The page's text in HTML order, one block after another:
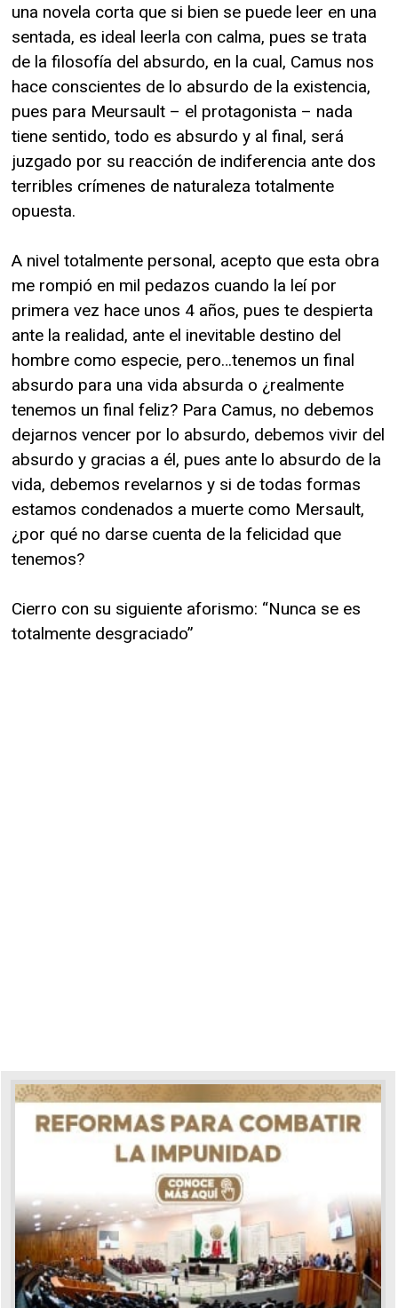
una novela corta que si bien se puede leer en una
sentada, es ideal leerla con calma, pues se trata
de la filosofía del absurdo, en la cual, Camus nos
hace conscientes de lo absurdo de la existencia,
pues para Meursault – el protagonista – nada
tiene sentido, todo es absurdo y al final, será
juzgado por su reacción de indiferencia ante dos
terribles crímenes de naturaleza totalmente
opuesta.
A nivel totalmente personal, acepto que esta obra
me rompió en mil pedazos cuando la leí por
primera vez hace unos 4 años, pues te despierta
ante la realidad, ante el inevitable destino del
hombre como especie, pero…tenemos un final
absurdo para una vida absurda o ¿realmente
tenemos un final feliz? Para Camus, no debemos
dejarnos vencer por lo absurdo, debemos vivir del
absurdo y gracias a él, pues ante lo absurdo de la
vida, debemos revelarnos y si de todas formas
estamos condenados a muerte como Mersault,
¿por qué no darse cuenta de la felicidad que
tenemos?
Cierro con su siguiente aforismo: “Nunca se es
totalmente desgraciado”